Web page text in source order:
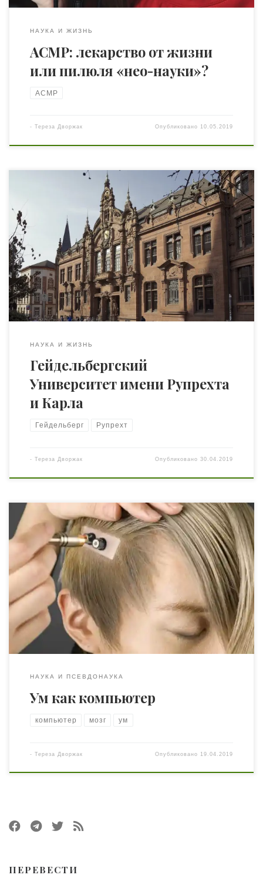
НАУКА И ЖИЗНЬ
АСМР: лекарство от жизни
или пилюля «нео-науки»?
АСМР
- Тереза Дворжак Опубликовано 10.05.2019
Одним из самых престижных университетов в Европе
является Гейдельбергский университет имени
Рупрехта и Карла, расположенный на немецкой земле
Баден-Вюртемберг. Он входит в топ-50 университетов
мира и позиционирует себя как государственный
исследовательский университет, который активно
взаимодействует с разными организациями и
институциями города, формируя прекрасную среду
для ученых по всему миру. Является […]
НАУКА И ЖИЗНЬ
Гейдельбергский
Университет имени Рупрехта
и Карла
Гейдельберг Рупрехт
- Тереза Дворжак Опубликовано30.04.2019
Ум – как компьютер? Можно подумать, что это идея
принадлежит промышляющему технологиями 21
веку? Серьёзно? Сомнительно? И можно ли вообще
поднимать «дамоклов меч» на столь знатное и широко
известное заявление? Эта статья о том, как лишний раз
убедиться, что всё новое — просто хорошо забытое
старое. Неплохой повод вспомнить фамилии […]
НАУКА И ПСЕВДОНАУКА
Ум как компьютер
компьютер мозг ум
- Тереза Дворжак Опубликовано 19.04.2019
ПЕРЕВЕСТИ